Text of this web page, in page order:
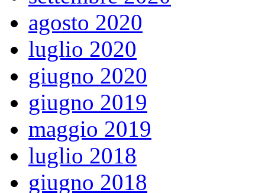
agosto 2020
luglio 2020
giugno 2020
giugno 2019
maggio 2019
luglio 2018
giugno 2018